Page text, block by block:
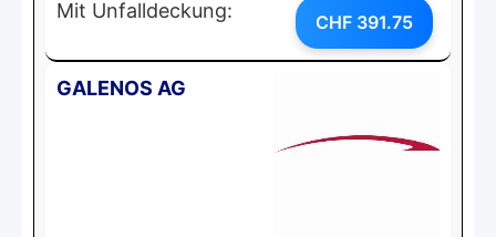
Mit Unfalldeckung: CHF 391.75
GALENOS AG